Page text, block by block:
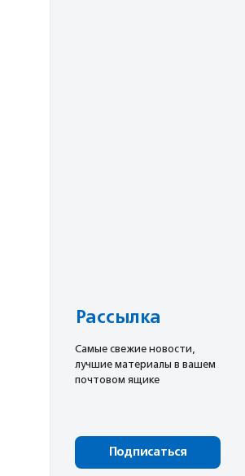
Рассылка
Cамые свежие новости,
лучшие материалы в вашем
почтовом ящике
Подписаться